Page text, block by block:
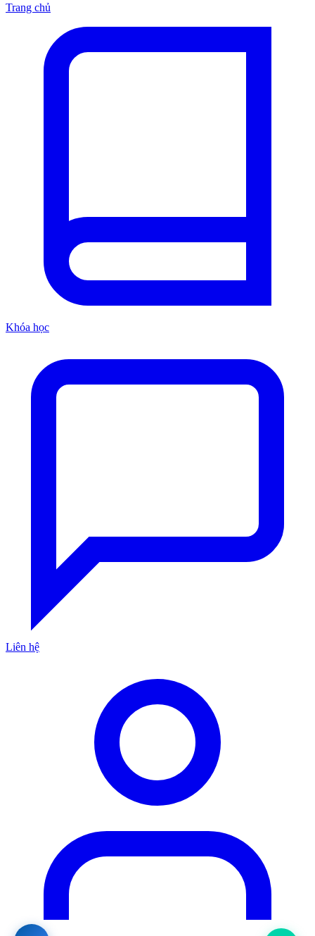
Trang chủ
Khóa học
Liên hệ